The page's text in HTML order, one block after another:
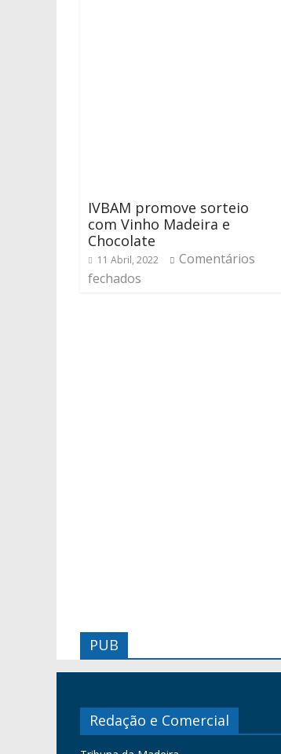
IVBAM promove sorteio
com Vinho Madeira e
Chocolate
11 Abril, 2022
Comentários
fechados
PUB
Redação e Comercial